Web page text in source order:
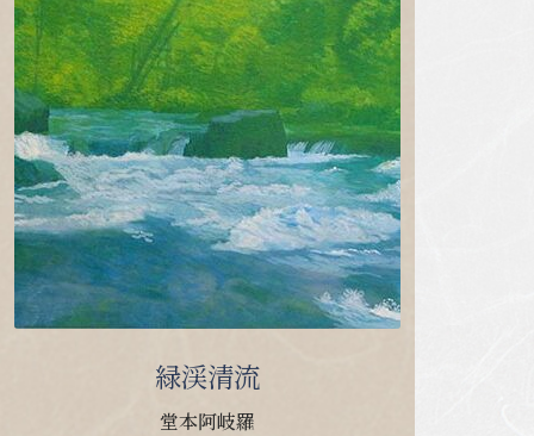
緑渓清流
堂本阿岐羅